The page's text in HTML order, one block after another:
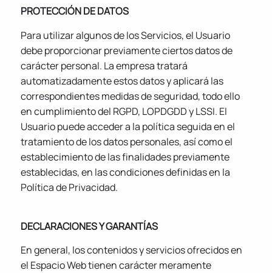
PROTECCIÓN DE DATOS
Para utilizar algunos de los Servicios, el Usuario
debe proporcionar previamente ciertos datos de
carácter personal. La empresa tratará
automatizadamente estos datos y aplicará las
correspondientes medidas de seguridad, todo ello
en cumplimiento del RGPD, LOPDGDD y LSSI. El
Usuario puede acceder a la política seguida en el
tratamiento de los datos personales, así como el
establecimiento de las finalidades previamente
establecidas, en las condiciones definidas en la
Política de Privacidad.
DECLARACIONES Y GARANTÍAS
En general, los contenidos y servicios ofrecidos en
el Espacio Web tienen carácter meramente